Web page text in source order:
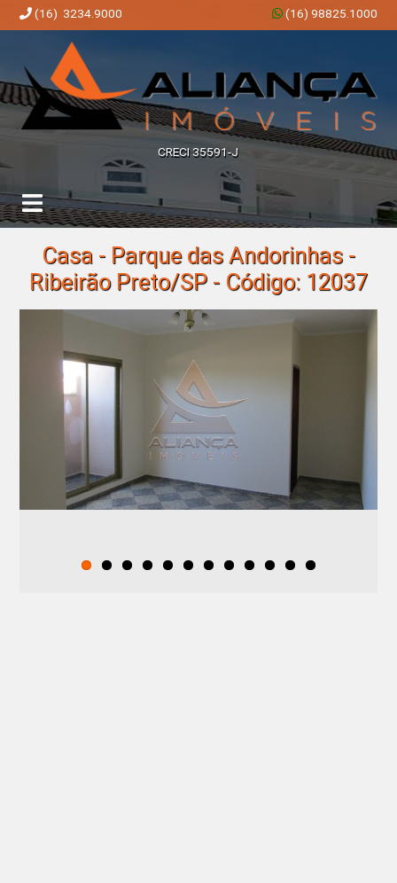
(16) 3234.9000 (16) 98825.1000
CRECI 35591-J
Casa - Parque das Andorinhas -
Ribeirão Preto/SP - Código: 12037